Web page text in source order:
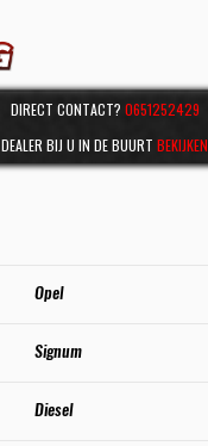
DIRECT CONTACT? 0651252429
DEALER BIJ U IN DE BUURT BEKIJKEN
Opel
Signum
Diesel